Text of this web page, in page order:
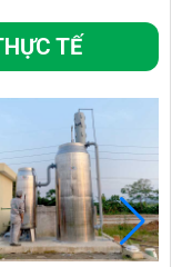
TẾ